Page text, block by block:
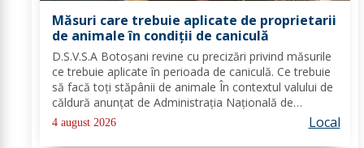
Măsuri care trebuie aplicate de proprietarii
de animale în condiții de caniculă
D.S.V.S.A Botoșani revine cu precizări privind măsurile
ce trebuie aplicate în perioada de caniculă. Ce trebuie
să facă toți stăpânii de animale În contextul valului de
căldură anunțat de Administrația Națională de
Meteorologie, Direcția Sanitară Veterinară și pentru
Siguranța Alimentelor Botoșani...
4 august 2026 Local